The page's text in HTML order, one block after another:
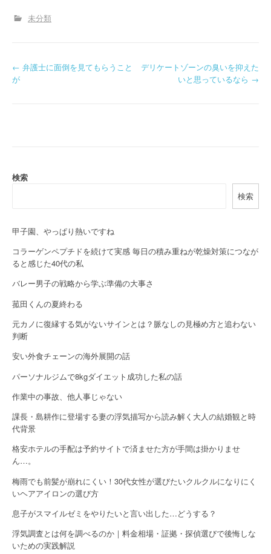
未分類
P
a
i
g
a
t
i
o
n
← 弁護士に面倒を見てもらうこと
が
デリケートゾーンの臭いを抑えた
いと思っているなら →
検索
検索
甲子園、やっぱり熱いですね
コラーゲンペプチドを続けて実感 毎日の積み重ねが乾燥対策につなが
ると感じた40代の私
バレー男子の戦略から学ぶ準備の大事さ
菰田くんの夏終わる
元カノに復縁する気がないサインとは？脈なしの見極め方と追わない
判断
安い外食チェーンの海外展開の話
パーソナルジムで8kgダイエット成功した私の話
作業中の事故、他人事じゃない
課長・島耕作に登場する妻の浮気描写から読み解く大人の結婚観と時
代背景
格安ホテルの手配は予約サイトで済ませた方が手間は掛かりませ
ん…。
梅雨でも前髪が崩れにくい！30代女性が選びたいクルクルになりにく
いヘアアイロンの選び方
息子がスマイルゼミをやりたいと言い出した…どうする？
浮気調査とは何を調べるのか｜料金相場・証拠・探偵選びで後悔しな
いための実践解説